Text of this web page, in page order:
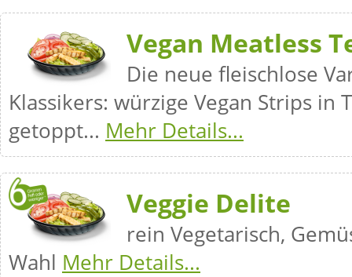
Vegan Meatless
Die neue fleischlose
Klassikers: würzige Vegan Strips in
getoppt... Mehr Details...
Veggie Delite
rein Vegetarisch,
Wahl Mehr Details...